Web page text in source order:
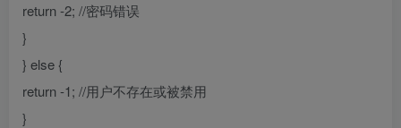
return -2; //密码错误
}
} else {
return -1; //用户不存在或被禁用
}